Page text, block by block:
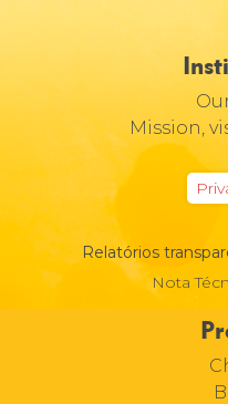
Mission,
Relatórios
Nota